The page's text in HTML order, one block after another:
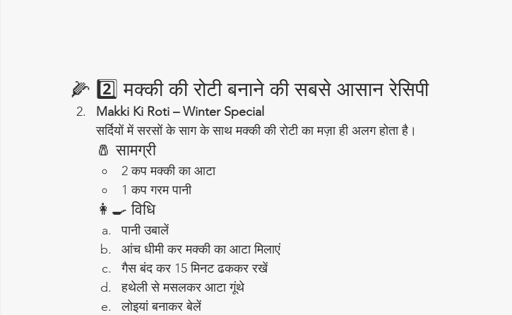
🌽 2️⃣ मक्की की रोटी बनाने की सबसे आसान रेसिपी
Makki Ki Roti – Winter Special
सर्दियों में सरसों के साग के साथ मक्की की रोटी का मज़ा ही अलग होता है।
🧂 सामग्री
2 कप मक्की का आटा
1 कप गरम पानी
👩‍🍳 विधि
पानी उबालें
आंच धीमी कर मक्की का आटा मिलाएं
गैस बंद कर 15 मिनट ढककर रखें
हथेली से मसलकर आटा गूंथे
लोइयां बनाकर बेलें